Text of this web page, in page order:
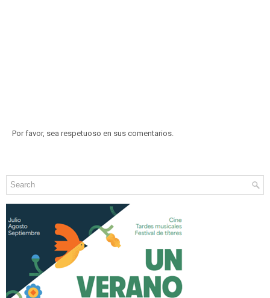
Por favor, sea respetuoso en sus comentarios.